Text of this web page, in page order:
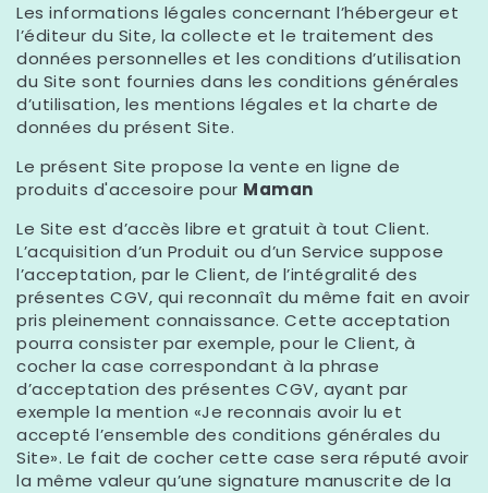
Les informations légales concernant l’hébergeur et
l’éditeur du Site, la collecte et le traitement des
données personnelles et les conditions d’utilisation
du Site sont fournies dans les conditions générales
d’utilisation, les mentions légales et la charte de
données du présent Site.
Le présent Site propose la vente en ligne de
produits d'accesoire pour Maman
Le Site est d’accès libre et gratuit à tout Client.
L’acquisition d’un Produit ou d’un Service suppose
l’acceptation, par le Client, de l’intégralité des
présentes CGV, qui reconnaît du même fait en avoir
pris pleinement connaissance. Cette acceptation
pourra consister par exemple, pour le Client, à
cocher la case correspondant à la phrase
d’acceptation des présentes CGV, ayant par
exemple la mention «Je reconnais avoir lu et
accepté l’ensemble des conditions générales du
Site». Le fait de cocher cette case sera réputé avoir
la même valeur qu’une signature manuscrite de la